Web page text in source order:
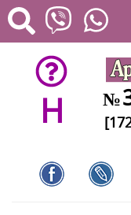
H №